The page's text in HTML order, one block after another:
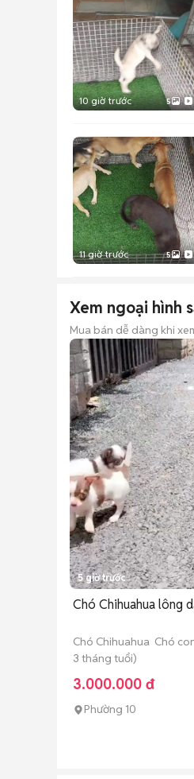
10 giờ trước 5
11 giờ trước 5
Xem ngoại hình
Mua bán dễ dàng khi
5 giờ trước
Chó Chihuahua lông
Chó Chihuahua Chó
3 tháng tuổi)
3.000.000 đ
Phường 10